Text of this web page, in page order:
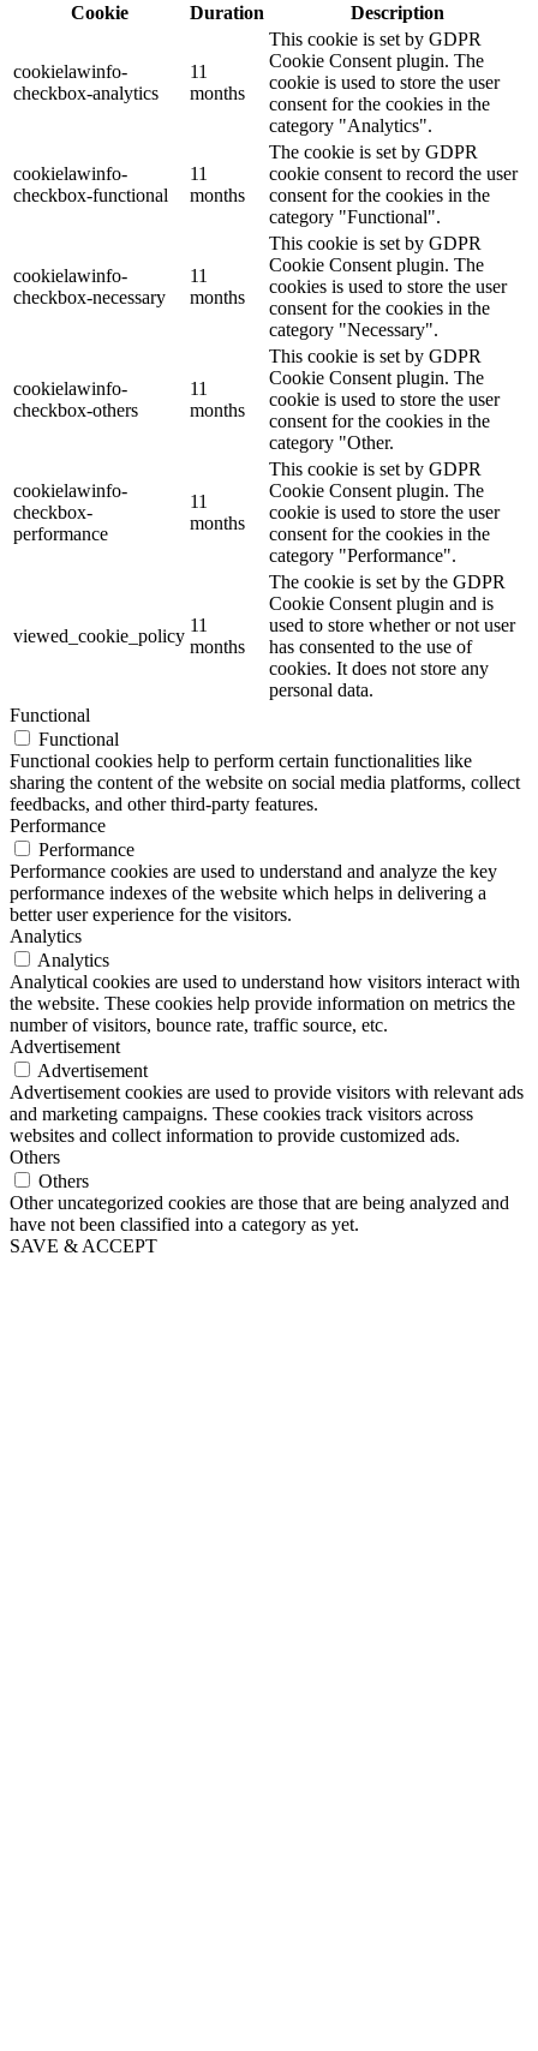
Cookie
Duration Description
cookielawinfo-
checkbox-analytics
11
months
This cookie is set by GDPR
Cookie Consent plugin. The
cookie is used to store the user
consent for the cookies in the
category "Analytics".
cookielawinfo-
checkbox-functional
11
months
The cookie is set by GDPR
cookie consent to record the user
consent for the cookies in the
category "Functional".
cookielawinfo-
checkbox-necessary
11
months
This cookie is set by GDPR
Cookie Consent plugin. The
cookies is used to store the user
consent for the cookies in the
category "Necessary".
cookielawinfo-
checkbox-others
11
months
This cookie is set by GDPR
Cookie Consent plugin. The
cookie is used to store the user
consent for the cookies in the
category "Other.
cookielawinfo-
checkbox-
performance
11
months
This cookie is set by GDPR
Cookie Consent plugin. The
cookie is used to store the user
consent for the cookies in the
category "Performance".
viewed_cookie_policy
11
months
The cookie is set by the GDPR
Cookie Consent plugin and is
used to store whether or not user
has consented to the use of
cookies. It does not store any
personal data.
Functional
Functional
Functional cookies help to perform certain functionalities like
sharing the content of the website on social media platforms, collect
feedbacks, and other third-party features.
Performance
Performance
Performance cookies are used to understand and analyze the key
performance indexes of the website which helps in delivering a
better user experience for the visitors.
Analytics
Analytics
Analytical cookies are used to understand how visitors interact with
the website. These cookies help provide information on metrics the
number of visitors, bounce rate, traffic source, etc.
Advertisement
Advertisement
Advertisement cookies are used to provide visitors with relevant ads
and marketing campaigns. These cookies track visitors across
websites and collect information to provide customized ads.
Others
Others
Other uncategorized cookies are those that are being analyzed and
have not been classified into a category as yet.
SAVE & ACCEPT